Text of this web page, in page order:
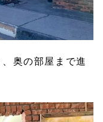
奥の部屋まで進